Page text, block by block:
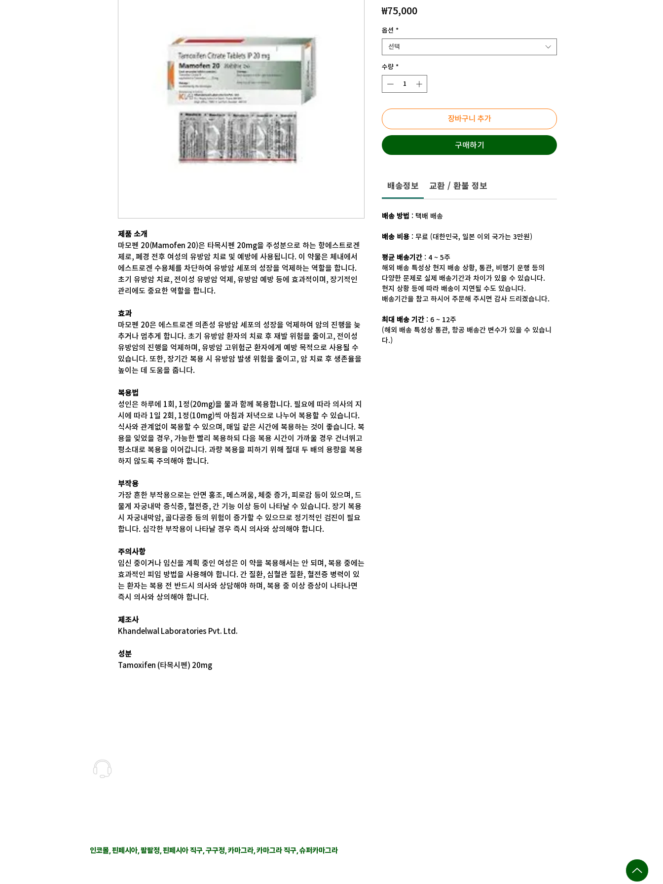
제품 소개
마모펜 20(Mamofen 20)은 타목시펜 20mg을 주성분으로 하는 항에스트로겐
제로, 폐경 전후 여성의 유방암 치료 및 예방에 사용됩니다. 이 약물은 체내에서
에스트로겐 수용체를 차단하여 유방암 세포의 성장을 억제하는 역할을 합니다.
초기 유방암 치료, 전이성 유방암 억제, 유방암 예방 등에 효과적이며, 장기적인
관리에도 중요한 역할을 합니다.
효과
마모펜 20은 에스트로겐 의존성 유방암 세포의 성장을 억제하여 암의 진행을 늦
추거나 멈추게 합니다. 초기 유방암 환자의 치료 후 재발 위험을 줄이고, 전이성
유방암의 진행을 억제하며, 유방암 고위험군 환자에게 예방 목적으로 사용될 수
있습니다. 또한, 장기간 복용 시 유방암 발생 위험을 줄이고, 암 치료 후 생존율을
높이는 데 도움을 줍니다.
복용법
성인은 하루에 1회, 1정(20mg)을 물과 함께 복용합니다. 필요에 따라 의사의 지
시에 따라 1일 2회, 1정(10mg)씩 아침과 저녁으로 나누어 복용할 수 있습니다.
식사와 관계없이 복용할 수 있으며, 매일 같은 시간에 복용하는 것이 좋습니다. 복
용을 잊었을 경우, 가능한 빨리 복용하되 다음 복용 시간이 가까울 경우 건너뛰고
평소대로 복용을 이어갑니다. 과량 복용을 피하기 위해 절대 두 배의 용량을 복용
하지 않도록 주의해야 합니다.
부작용
가장 흔한 부작용으로는 안면 홍조, 메스꺼움, 체중 증가, 피로감 등이 있으며, 드
물게 자궁내막 증식증, 혈전증, 간 기능 이상 등이 나타날 수 있습니다. 장기 복용
시 자궁내막암, 골다공증 등의 위험이 증가할 수 있으므로 정기적인 검진이 필요
합니다. 심각한 부작용이 나타날 경우 즉시 의사와 상의해야 합니다.
주의사항
임신 중이거나 임신을 계획 중인 여성은 이 약을 복용해서는 안 되며, 복용 중에는
효과적인 피임 방법을 사용해야 합니다. 간 질환, 심혈관 질환, 혈전증 병력이 있
는 환자는 복용 전 반드시 의사와 상담해야 하며, 복용 중 이상 증상이 나타나면
즉시 의사와 상의해야 합니다.
제조사
Khandelwal Laboratories Pvt. Ltd.
성분
Tamoxifen (타목시펜) 20mg
₩75,000가
옵션 *
선택
수량 *
장바구니 추가
구매하기
배송정보 교환 / 환불 정보
배송 방법 : 택배 배송
배송 비용 : 무료 (대한민국, 일본 이외 국가는 3만원)
평균 배송기간 : 4 ~ 5주
해외 배송 특성상 현지 배송 상황, 통관, 비행기 운행 등의
다양한 문제로 실제 배송기간과 차이가 있을 수 있습니다.
현지 상황 등에 따라 배송이 지연될 수도 있습니다.
배송기간을 참고 하시어 주문해 주시면 감사 드리겠습니다.
최대 배송 기간 : 6 ~ 12주
(해외 배송 특성상 통관, 항공 배송간 변수가 있을 수 있습니
다.)
인코몰, 핀페시아, 팔팔정, 핀페시아 직구, 구구정, 카마그라, 카마그라 직구, 슈퍼카마그라​